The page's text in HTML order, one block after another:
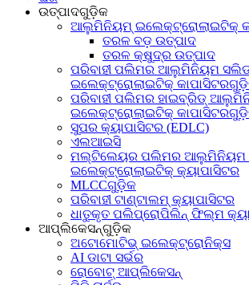
ଉତ୍ପାଦଗୁଡ଼ିକ
ଆଲୁମିନିୟମ୍ ଇଲେକ୍ଟ୍ରୋଲାଇଟିକ୍
ତରଳ ବଡ଼ ଉତ୍ପାଦ
ତରଳ କ୍ଷୁଦ୍ର ଉତ୍ପାଦ
ପରିବାହୀ ପଲିମର ଆଲୁମିନିୟମ
ଇଲେକ୍ଟ୍ରୋଲାଇଟିକ୍
ପରିବାହୀ ପଲିମର ହାଇବ୍ରିଡ୍
ଇଲେକ୍ଟ୍ରୋଲାଇଟିକ୍
ସୁପର କ୍ୟାପାସିଟର (EDLC)
ଏଲଆଇସି
ମଲ୍ଟିଲେୟର ପଲିମର ଆଲୁମିନିୟମ
ଇଲେକ୍ଟ୍ରୋଲାଇଟିକ୍ କ୍ୟାପାସିଟର
MLCCଗୁଡ଼ିକ
ପରିବାହୀ ଟାଣ୍ଟାଲମ୍ କ୍ୟାପାସିଟର
ଧାତୁକୃତ ପଲିପ୍ରୋପିଲିନ୍ ଫିଲ୍ମ
ଆପ୍ଲିକେସନ୍‌ଗୁଡ଼ିକ
ଅଟୋମୋଟିଭ୍ ଇଲେକ୍ଟ୍ରୋନିକ୍ସ
AI ଡାଟା ସର୍ଭର
ରୋବୋଟ୍ ଆପ୍ଲିକେସନ୍